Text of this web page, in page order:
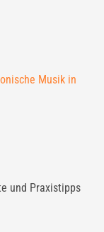
Musik in
und Praxistipps